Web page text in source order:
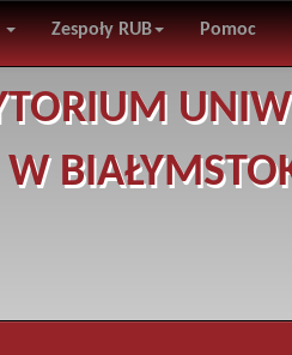
Zespoły RUB Pomoc
W